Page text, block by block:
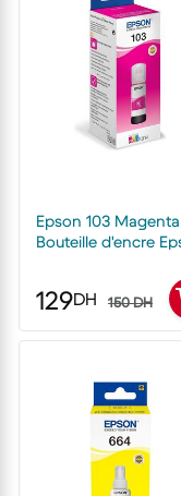
Epson 103
Bouteille d'encre
129DH 150 DH